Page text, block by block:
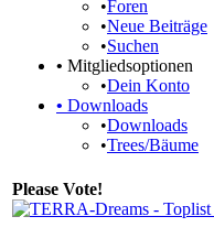
•Foren
•Neue Beiträge
•Suchen
• Mitgliedsoptionen
•Dein Konto
• Downloads
•Downloads
•Trees/Bäume
Please Vote!